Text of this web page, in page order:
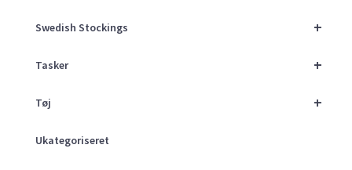
+
Swedish Stockings
+
Tasker
+
Tøj
Ukategoriseret